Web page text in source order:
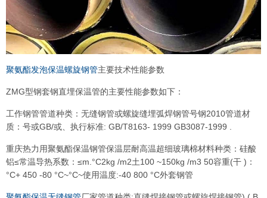
聚氨酯发泡保温螺旋钢管主要技术性能参数
ZMG型钢套钢直埋保温管的主要性能参数如下：
工作钢管管道种类：无缝钢管或螺旋缝埋弧焊钢管号钢2010管道材
质：号或GB/或、执行标准: GB/T8163- 1999 GB3087-1999 .
重庆热力用聚氨酯保温钢管保温层耐高温超细玻璃棉材料种类：硅酸
铝≤常温导热系数：≤m.°C2kg /m2土100 ~150kg /m3 50容重(干 )：
°C+ 450 -80 °C~°C~使用温度:-40 800 °C外套钢管